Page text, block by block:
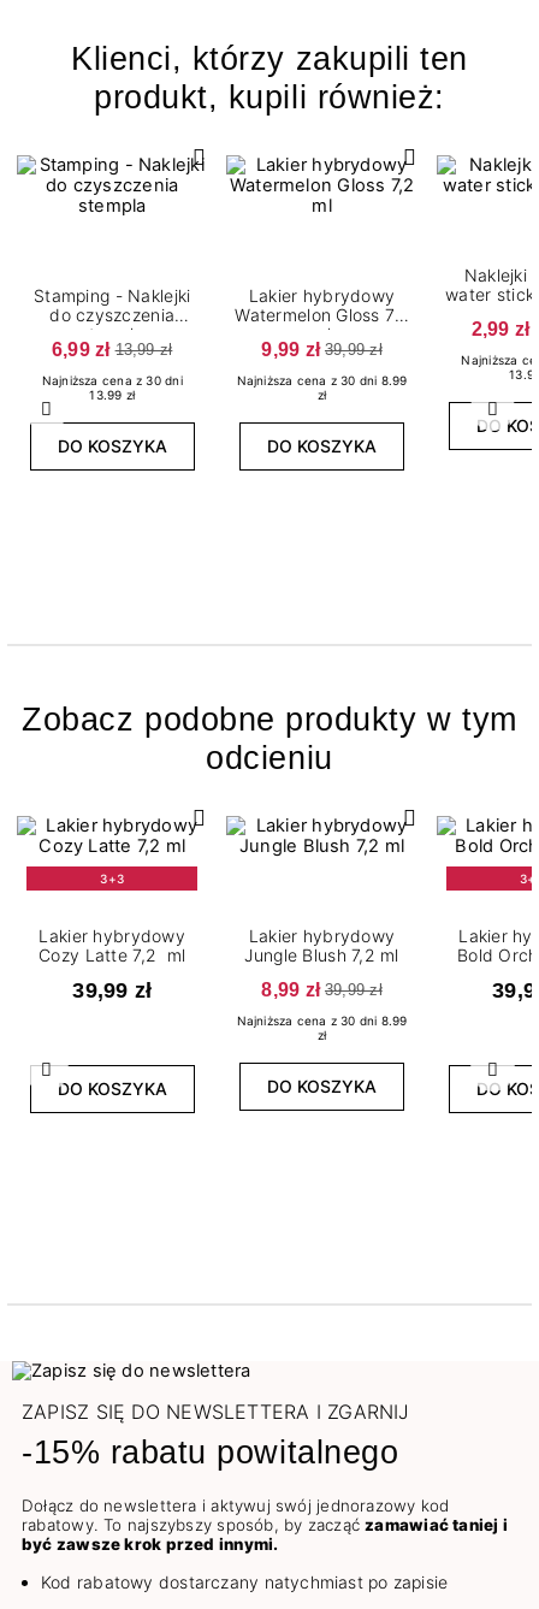
Klienci, którzy zakupili ten
produkt, kupili również:
Poprzedni
Stamping - Naklejki
do czyszczenia
stempla
6,99 zł 13,99 zł
Najniższa cena z 30 dni
13.99 zł
DO KOSZYKA
Lakier hybrydowy
Watermelon Gloss 7,2
ml
9,99 zł 39,99 zł
Najniższa cena z 30 dni 8.99
zł
DO KOSZYKA
Naklejki
water
2,99 zł
Najniższa
DO
Zobacz podobne produkty w tym
odcieniu
Poprzedni
3+3
Lakier hybrydowy
Cozy Latte 7,2 ml
39,99 zł
DO KOSZYKA
Lakier hybrydowy
Jungle Blush 7,2 ml
8,99 zł 39,99 zł
Najniższa cena z 30 dni 8.99
zł
DO KOSZYKA
Lakier
Bold
DO
ZAPISZ SIĘ DO NEWSLETTERA I ZGARNIJ
-15% rabatu powitalnego
Dołącz do newslettera i aktywuj swój jednorazowy kod
rabatowy. To najszybszy sposób, by zacząćzamawiać taniej i
być zawsze krok przed innymi.
Kod rabatowy dostarczany natychmiast po zapisie